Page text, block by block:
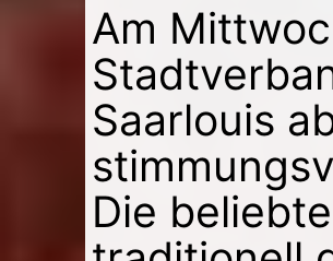
Am
Saarlouis
Die